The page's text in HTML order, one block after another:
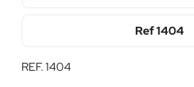
Ref1404
REF. 1404